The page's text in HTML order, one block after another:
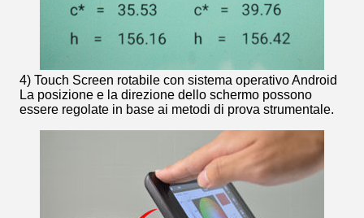
4) Touch Screen rotabile con sistema operativo Android
La posizione e la direzione dello schermo possono
essere regolate in base ai metodi di prova strumentale.